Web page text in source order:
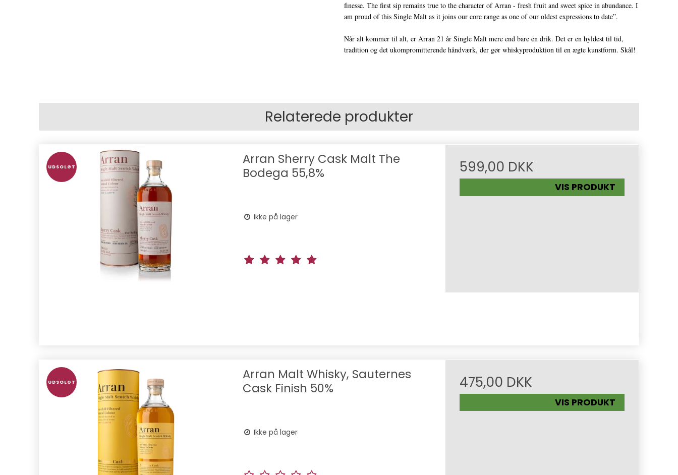
finesse. The first sip remains true to the character of Arran - fresh fruit and sweet spice in abundance. I
am proud of this Single Malt as it joins our core range as one of our oldest expressions to date”.
Når alt kommer til alt, er Arran 21 år Single Malt mere end bare en drik. Det er en hyldest til tid,
tradition og det ukompromitterende håndværk, der gør whiskyproduktion til en ægte kunstform. Skål!
Relaterede produkter
UDSOLGT
Arran Sherry Cask Malt The
Bodega 55,8%
Ikke på lager
599,00 DKK
VIS PRODUKT
UDSOLGT
Arran Malt Whisky, Sauternes
Cask Finish 50%
Ikke på lager
475,00 DKK
VIS PRODUKT